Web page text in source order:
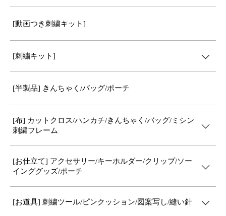
[動画つき刺繍キット]
[刺繍キット]
[半製品] きんちゃく/バッグ/ポーチ
[布] カットクロス/ハンカチ/きんちゃく/バッグ/ミシン
刺繍フレーム
[お仕立て] アクセサリー/キーホルダー/クリップ/ソー
インググッズ/ポーチ
[お道具] 刺繍ツール/ピンクッション/図案写し/縫い針